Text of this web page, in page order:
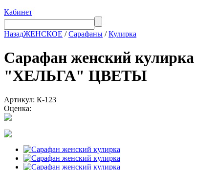
Кабинет
НазадЖЕНСКОЕ /Сарафаны /Кулирка
Сарафан женский кулирка
"ХЕЛЬГА" ЦВЕТЫ
Артикул: К-123
Оценка: